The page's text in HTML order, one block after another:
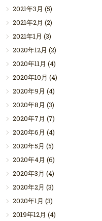
2021年3月 (5)
2021年2月 (2)
2021年1月 (3)
2020年12月 (2)
2020年11月 (4)
2020年10月 (4)
2020年9月 (4)
2020年8月 (3)
2020年7月 (7)
2020年6月 (4)
2020年5月 (5)
2020年4月 (6)
2020年3月 (4)
2020年2月 (3)
2020年1月 (3)
2019年12月 (4)